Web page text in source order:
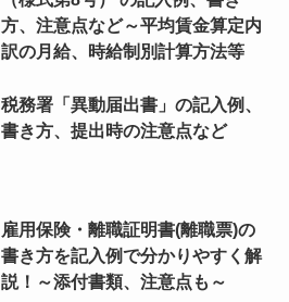
方、注意点など～平均賃金算定内
訳の月給、時給制別計算方法等
税務署「異動届出書」の記入例、
書き方、提出時の注意点など
雇用保険・離職証明書(離職票)の
書き方を記入例で分かりやすく解
説！～添付書類、注意点も～